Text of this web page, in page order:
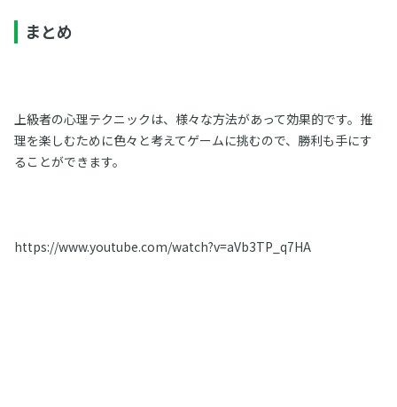
まとめ
上級者の心理テクニックは、様々な方法があって効果的です。推
理を楽しむために色々と考えてゲームに挑むので、勝利も手にす
ることができます。
https://www.youtube.com/watch?v=aVb3TP_q7HA